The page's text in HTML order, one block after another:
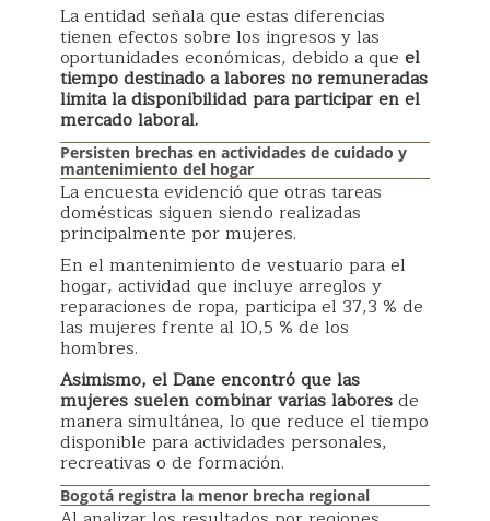
La entidad señala que estas diferencias
tienen efectos sobre los ingresos y las
oportunidades económicas, debido a que el
tiempo destinado a labores no remuneradas
limita la disponibilidad para participar en el
mercado laboral.
Persisten brechas en actividades de cuidado y
mantenimiento del hogar
La encuesta evidenció que otras tareas
domésticas siguen siendo realizadas
principalmente por mujeres.
En el mantenimiento de vestuario para el
hogar, actividad que incluye arreglos y
reparaciones de ropa, participa el 37,3 % de
las mujeres frente al 10,5 % de los
hombres.
Asimismo, el Dane encontró que las
mujeres suelen combinar varias laboresde
manera simultánea, lo que reduce el tiempo
disponible para actividades personales,
recreativas o de formación.
Bogotá registra la menor brecha regional